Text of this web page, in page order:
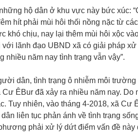
hộ dân ở khu vực này bức xúc:
hít phải mùi hôi thối nồng nặc từ
khó chịu, nay lại thêm mùi hôi xộc
lãnh đạo UBND xã có giải pháp
nhiều năm nay tình trạng vẫn vậy”.
dân, tình trạng ô nhiễm môi
Cư ÊBur đã xảy ra nhiều năm nay.
Tuy nhiên, vào tháng 4-2018, xã Cư
liên tục phản ánh về tình trạng
phải xử lý dứt điểm vấn đề này